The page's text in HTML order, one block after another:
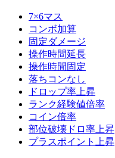
7×6マス
コンボ加算
固定ダメージ
操作時間延長
操作時間固定
落ちコンなし
ドロップ率上昇
ランク経験値倍率
コイン倍率
部位破壊ドロ率上昇
プラスポイント上昇